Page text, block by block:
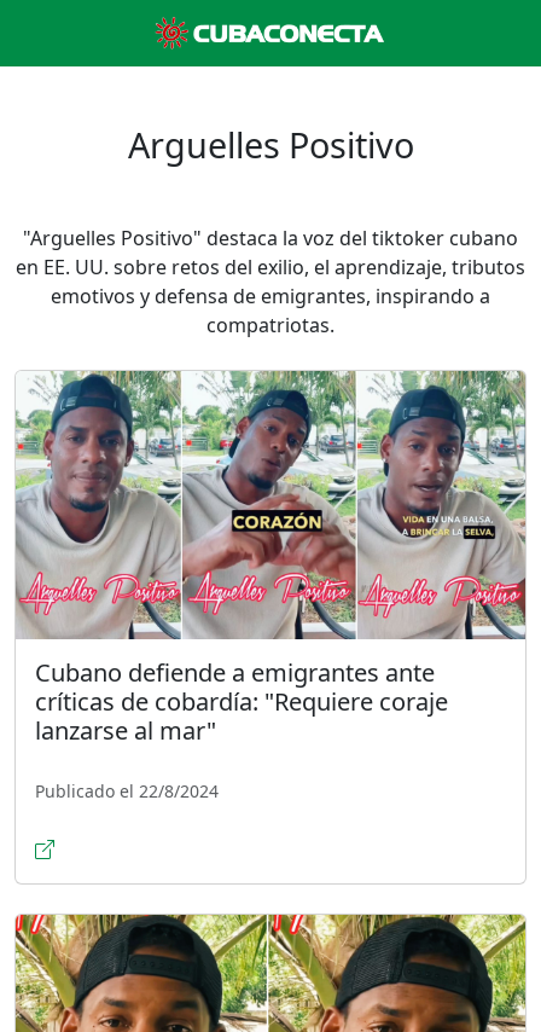
Arguelles Positivo
"Arguelles Positivo" destaca la voz del tiktoker cubano
en EE. UU. sobre retos del exilio, el aprendizaje, tributos
emotivos y defensa de emigrantes, inspirando a
compatriotas.
Cubano defiende a emigrantes ante
críticas de cobardía: "Requiere coraje
lanzarse al mar"
Publicado el 22/8/2024